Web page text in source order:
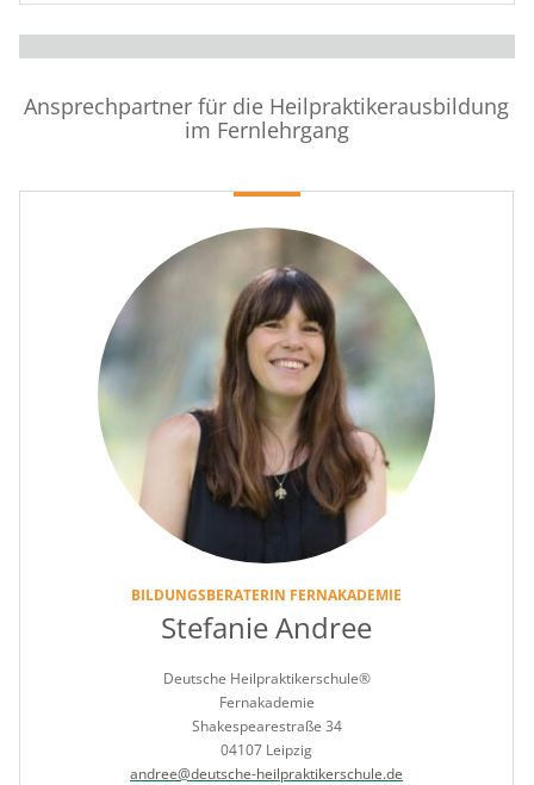
Ansprechpartner für die Heilpraktikerausbildung
im Fernlehrgang
BILDUNGSBERATERIN FERNAKADEMIE
Stefanie Andree
Deutsche Heilpraktikerschule®
Fernakademie
Shakespearestraße 34
04107 Leipzig
andree@deutsche-heilpraktikerschule.de